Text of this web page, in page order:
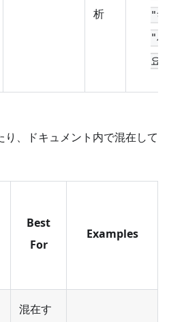
析
"
"세
요
、ドキュメント内で混在して
Best
For
Examples
混在す